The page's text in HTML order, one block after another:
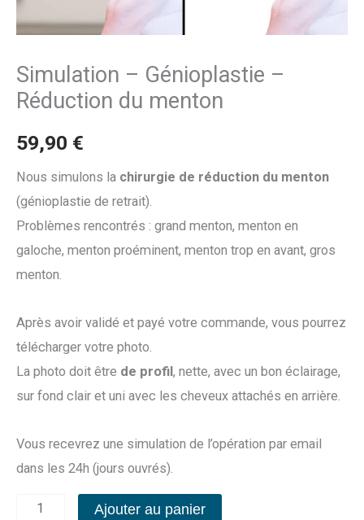
Simulation – Génioplastie –
Réduction du menton
59,90 €
Nous simulons la chirurgie de réduction du menton
(génioplastie de retrait).
Problèmes rencontrés : grand menton, menton en
galoche, menton proéminent, menton trop en avant, gros
menton.
Après avoir validé et payé votre commande, vous pourrez
télécharger votre photo.
La photo doit être de profil, nette, avec un bon éclairage,
sur fond clair et uni avec les cheveux attachés en arrière.
Vous recevrez une simulation de l’opération par email
dans les 24h (jours ouvrés).
Ajouter au panier